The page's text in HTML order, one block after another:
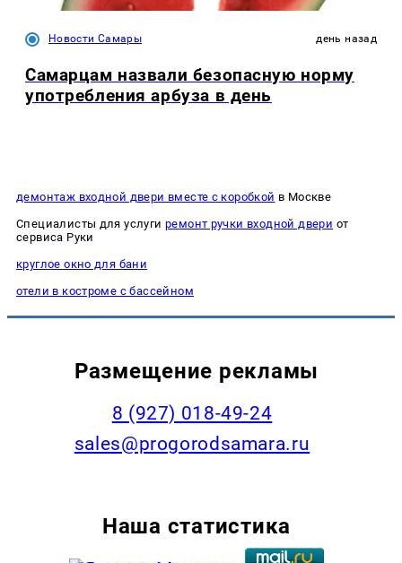
Новости Самары день назад
Самарцам назвали безопасную норму
употребления арбуза в день
демонтаж входной двери вместе с коробкой в Москве
Специалисты для услуги ремонт ручки входной двери от
сервиса Руки
круглое окно для бани
отели в костроме с бассейном
Размещение рекламы
8 (927) 018-49-24
sales@progorodsamara.ru
Наша статистика